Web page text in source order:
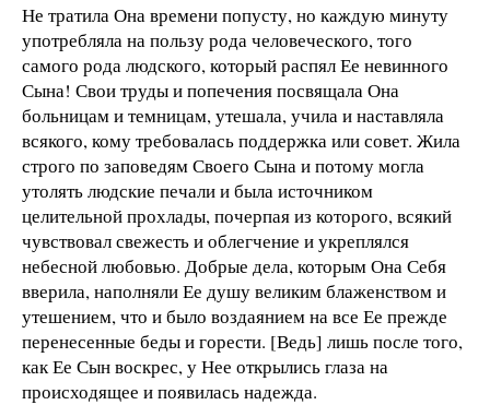
Не тратила Она времени попусту, но каждую минуту
употребляла на пользу рода человеческого, того
самого рода людского, который распял Ее невинного
Сына! Свои труды и попечения посвящала Она
больницам и темницам, утешала, учила и наставляла
всякого, кому требовалась поддержка или совет. Жила
строго по заповедям Своего Сына и потому могла
утолять людские печали и была источником
целительной прохлады, почерпая из которого, всякий
чувствовал свежесть и облегчение и укреплялся
небесной любовью. Добрые дела, которым Она Себя
вверила, наполняли Ее душу великим блаженством и
утешением, что и было воздаянием на все Ее прежде
перенесенные беды и горести. [Ведь] лишь после того,
как Ее Сын воскрес, у Нее открылись глаза на
происходящее и появилась надежда.